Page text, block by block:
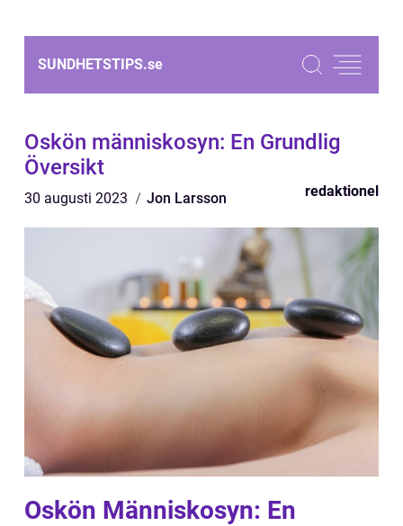
SUNDHETSTIPS.se
Oskön människosyn: En Grundlig
Översikt
30 augusti 2023 Jon Larsson redaktionel
Oskön Människosyn: En